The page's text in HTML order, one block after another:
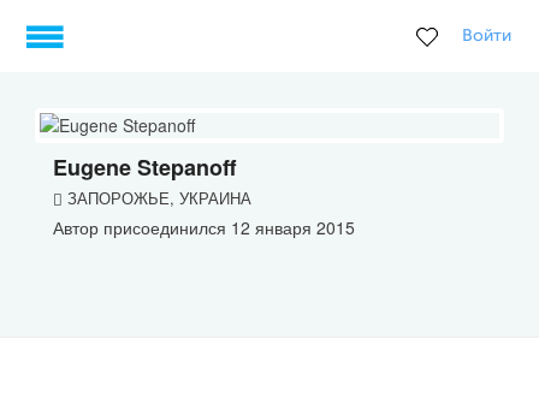
Войти
Eugene Stepanoff
ЗАПОРОЖЬЕ, УКРАИНА
Автор присоединился 12 января 2015